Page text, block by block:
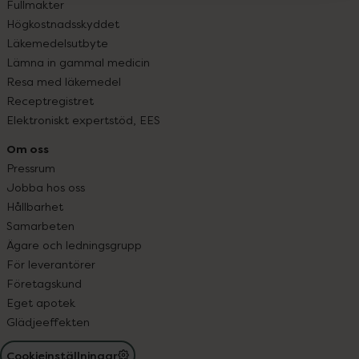
Fullmakter
Högkostnadsskyddet
Läkemedelsutbyte
Lämna in gammal medicin
Resa med läkemedel
Receptregistret
Elektroniskt expertstöd, EES
Om oss
Pressrum
Jobba hos oss
Hållbarhet
Samarbeten
Ägare och ledningsgrupp
För leverantörer
Företagskund
Eget apotek
Glädjeeffekten
Cookieinställningar